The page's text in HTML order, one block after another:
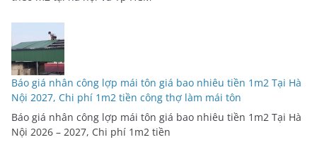
Báo giá nhân công lợp mái tôn giá bao nhiêu tiền 1m2 Tại Hà
Nội 2027, Chi phí 1m2 tiền công thợ làm mái tôn
Báo giá nhân công lợp mái tôn giá bao nhiêu tiền 1m2 Tại Hà
Nội 2026 – 2027, Chi phí 1m2 tiền